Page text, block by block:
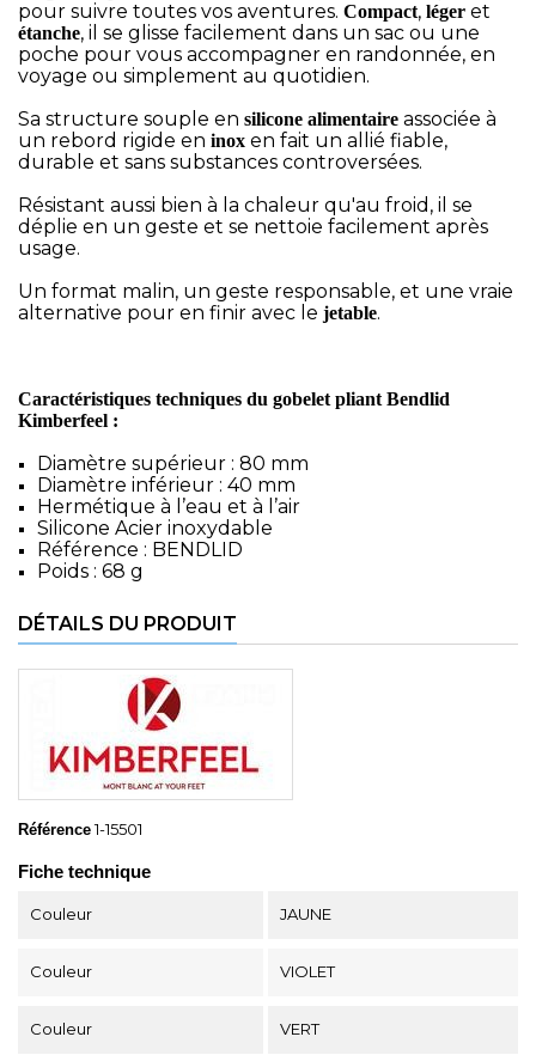
pour suivre toutes vos aventures. Compact, léger et
étanche, il se glisse facilement dans un sac ou une
poche pour vous accompagner en randonnée, en
voyage ou simplement au quotidien.
Sa structure souple en silicone alimentaire associée à
un rebord rigide en inox en fait un allié fiable,
durable et sans substances controversées.
Résistant aussi bien à la chaleur qu'au froid, il se
déplie en un geste et se nettoie facilement après
usage.
Un format malin, un geste responsable, et une vraie
alternative pour en finir avec le jetable.
Caractéristiques techniques du gobelet pliant Bendlid
Kimberfeel :
Diamètre supérieur : 80 mm
Diamètre inférieur : 40 mm
Hermétique à l’eau et à l’air
Silicone Acier inoxydable
Référence : BENDLID
Poids : 68 g
DÉTAILS DU PRODUIT
Référence 1-15501
Fiche technique
Couleur JAUNE
Couleur VIOLET
Couleur VERT